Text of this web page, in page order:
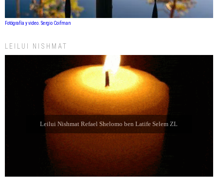
Fotógrafía y video. Sergio Coifman
LEILUI NISHMAT
Leilui Nishmat Refael Shelomo ben Latife Selem ZL